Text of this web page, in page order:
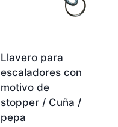
Llavero para
escaladores con
motivo de
stopper / Cuña /
pepa